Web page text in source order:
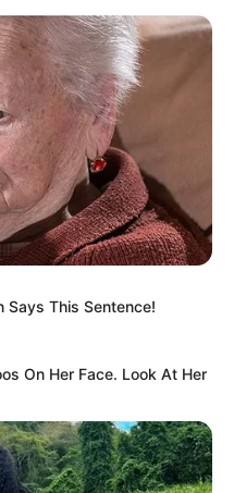
tak bersekat, hal ini
Tanpa sekat juga
karyawan. Shopee
cahaya alami
Says This Sentence!
On Her Face. Look At Her